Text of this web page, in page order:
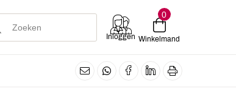
Inloggen
0
Winkelmand